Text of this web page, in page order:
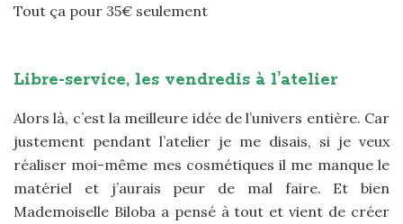
Tout ça pour 35€ seulement
Libre-service, les vendredis à l’atelier
Alors là, c’est la meilleure idée de l’univers entière. Car
justement pendant l’atelier je me disais, si je veux
réaliser moi-même mes cosmétiques il me manque le
matériel et j’aurais peur de mal faire. Et bien
Mademoiselle Biloba a pensé à tout et vient de créer